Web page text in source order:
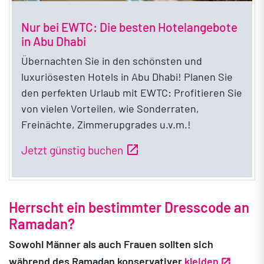
Nur bei EWTC: Die besten Hotelangebote
in Abu Dhabi
Übernachten Sie in den schönsten und
luxuriösesten Hotels in Abu Dhabi! Planen Sie
den perfekten Urlaub mit EWTC: Profitieren Sie
von vielen Vorteilen, wie Sonderraten,
Freinächte, Zimmerupgrades u.v.m.!
Jetzt günstig buchen open_in_new
Herrscht ein bestimmter Dresscode an
Ramadan?
Sowohl Männer als auch Frauen sollten sich
während des Ramadan konservativer kleiden